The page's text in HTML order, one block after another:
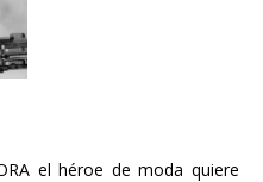
el héroe de moda quiere